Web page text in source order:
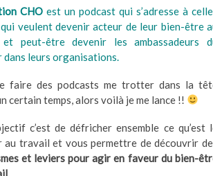
CHOest un podcast qui s’adresse à
veulent devenir acteur de leur bien-être
peut-être devenir les ambassadeurs
dans leurs organisations.
faire des podcasts me trotter dans la
certain temps, alors voilà je me lance !!
c’est de défricher ensemble ce qu’est
au travail et vous permettre de découvrir
et leviers pour agir en faveur du bien-
.